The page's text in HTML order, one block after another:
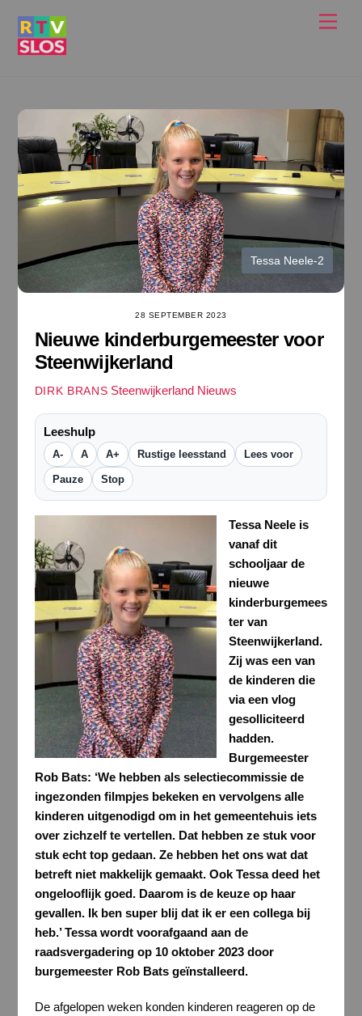
Tessa Neele-2
28 SEPTEMBER 2023
Nieuwe kinderburgemeester voor
Steenwijkerland
DIRK BRANS Steenwijkerland Nieuws
Leeshulp
A- A A+ Rustige leesstand Lees voor
Pauze Stop
Tessa Neele is
vanaf dit
schooljaar de
nieuwe
kinderburgemees
ter van
Steenwijkerland.
Zij was een van
de kinderen die
via een vlog
gesolliciteerd
hadden.
Burgemeester
Rob Bats: ‘We hebben als selectiecommissie de
ingezonden filmpjes bekeken en vervolgens alle
kinderen uitgenodigd om in het gemeentehuis iets
over zichzelf te vertellen. Dat hebben ze stuk voor
stuk echt top gedaan. Ze hebben het ons wat dat
betreft niet makkelijk gemaakt. Ook Tessa deed het
ongelooflijk goed. Daarom is de keuze op haar
gevallen. Ik ben super blij dat ik er een collega bij
heb.’ Tessa wordt voorafgaand aan de
raadsvergadering op 10 oktober 2023 door
burgemeester Rob Bats geïnstalleerd.
De afgelopen weken konden kinderen reageren op de